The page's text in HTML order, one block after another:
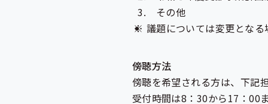
その他
議題については変更となる
傍聴方法
傍聴を希望される方は、下記
受付時間は8：30から17：00